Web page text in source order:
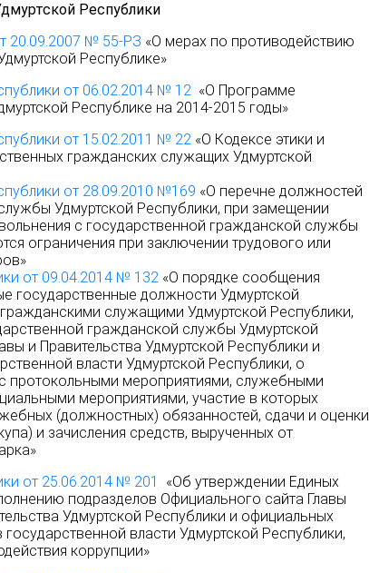
Республики
20.09.2007 № 55-РЗ «О мерах по противодействию
Республике»
от 06.02.2014 № 12 «О Программе
Республике на 2014-2015 годы»
от 15.02.2011 № 22 «О Кодексе этики и
гражданских служащих Удмуртской
от 28.09.2010 №169 «О перечне должностей
Удмуртской Республики, при замещении
с государственной гражданской службы
ограничения при заключении трудового или
от 09.04.2014 № 132 «О порядке сообщения
государственные должности Удмуртской
служащими Удмуртской Республики,
гражданской службы Удмуртской
и Правительства Удмуртской Республики и
власти Удмуртской Республики, о
протокольными мероприятиями, служебными
мероприятиями, участие в которых
(должностных) обязанностей, сдачи и оценки
и зачисления средств, вырученных от
от 25.06.2014 № 201
«Об утверждении Единых
подразделов Официального сайта Главы
Удмуртской Республики и официальных
власти Удмуртской Республики,
коррупции»